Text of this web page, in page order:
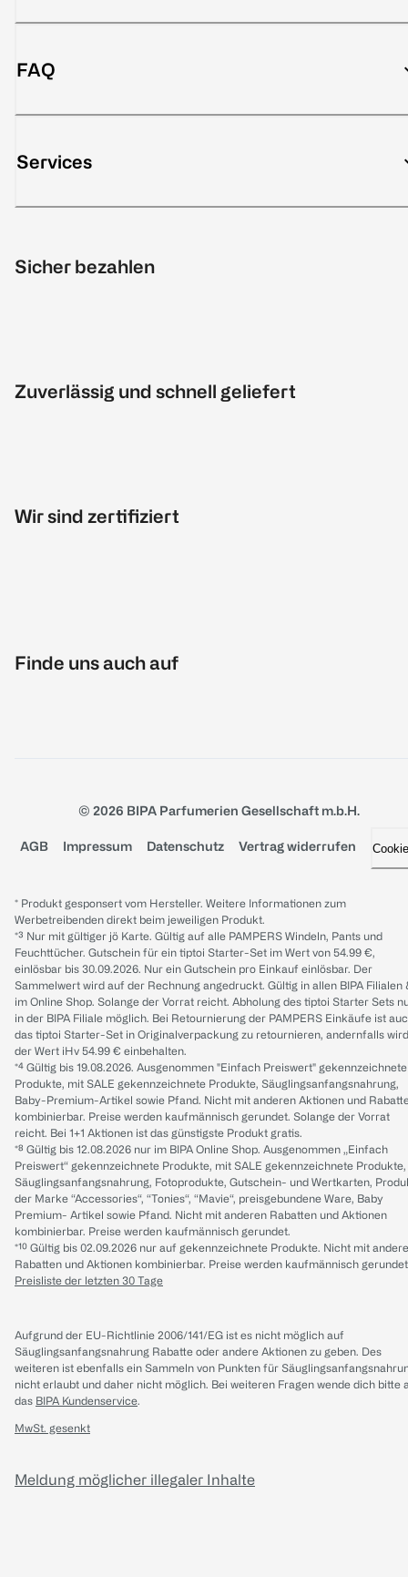
FAQ
Services
Sicher bezahlen
Zuverlässig und schnell geliefert
Wir sind zertifiziert
Finde uns auch auf
© 2026 BIPA Parfumerien Gesellschaft m.b.H.
AGB Impressum Datenschutz Vertrag widerrufen
* Produkt gesponsert vom Hersteller. Weitere Informationen zum
Werbetreibenden direkt beim jeweiligen Produkt.
*³ Nur mit gültiger jö Karte. Gültig auf alle PAMPERS Windeln, Pants und
Feuchttücher. Gutschein für ein tiptoi Starter-Set im Wert von 54.99 €,
einlösbar bis 30.09.2026. Nur ein Gutschein pro Einkauf einlösbar. Der
Sammelwert wird auf der Rechnung angedruckt. Gültig in allen BIPA Filialen
im Online Shop. Solange der Vorrat reicht. Abholung des tiptoi Starter Sets
in der BIPA Filiale möglich. Bei Retournierung der PAMPERS Einkäufe ist
das tiptoi Starter-Set in Originalverpackung zu retournieren, andernfalls wird
der Wert iHv 54.99 € einbehalten.
*⁴ Gültig bis 19.08.2026. Ausgenommen "Einfach Preiswert" gekennzeichnete
Produkte, mit SALE gekennzeichnete Produkte, Säuglingsanfangsnahrung,
Baby-Premium-Artikel sowie Pfand. Nicht mit anderen Aktionen und
kombinierbar. Preise werden kaufmännisch gerundet. Solange der Vorrat
reicht. Bei 1+1 Aktionen ist das günstigste Produkt gratis.
*⁸ Gültig bis 12.08.2026 nur im BIPA Online Shop. Ausgenommen „Einfach
Preiswert“ gekennzeichnete Produkte, mit SALE gekennzeichnete Produkte,
Säuglingsanfangsnahrung, Fotoprodukte, Gutschein- und Wertkarten,
der Marke “Accessories“, “Tonies“, “Mavie“, preisgebundene Ware, Baby
Premium- Artikel sowie Pfand. Nicht mit anderen Rabatten und Aktionen
kombinierbar. Preise werden kaufmännisch gerundet.
*¹⁰ Gültig bis 02.09.2026 nur auf gekennzeichnete Produkte. Nicht mit
Rabatten und Aktionen kombinierbar. Preise werden kaufmännisch
Preisliste der letzten 30 Tage
Aufgrund der EU-Richtlinie 2006/141/EG ist es nicht möglich auf
Säuglingsanfangsnahrung Rabatte oder andere Aktionen zu geben. Des
weiteren ist ebenfalls ein Sammeln von Punkten für
nicht erlaubt und daher nicht möglich. Bei weiteren Fragen wende dich bitte
das BIPA Kundenservice.
MwSt. gesenkt
Meldung möglicher illegaler Inhalte